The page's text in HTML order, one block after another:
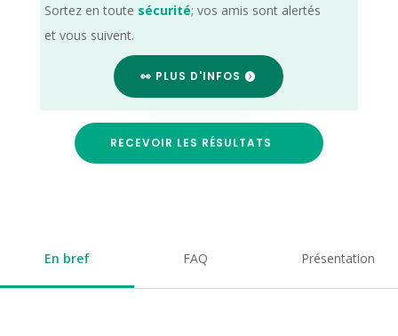
Sortez en toute sécurité; vos amis sont alertés
et vous suivent.
👀 PLUS D'INFOS
RECEVOIR LES RÉSULTATS
En bref FAQ Présentation